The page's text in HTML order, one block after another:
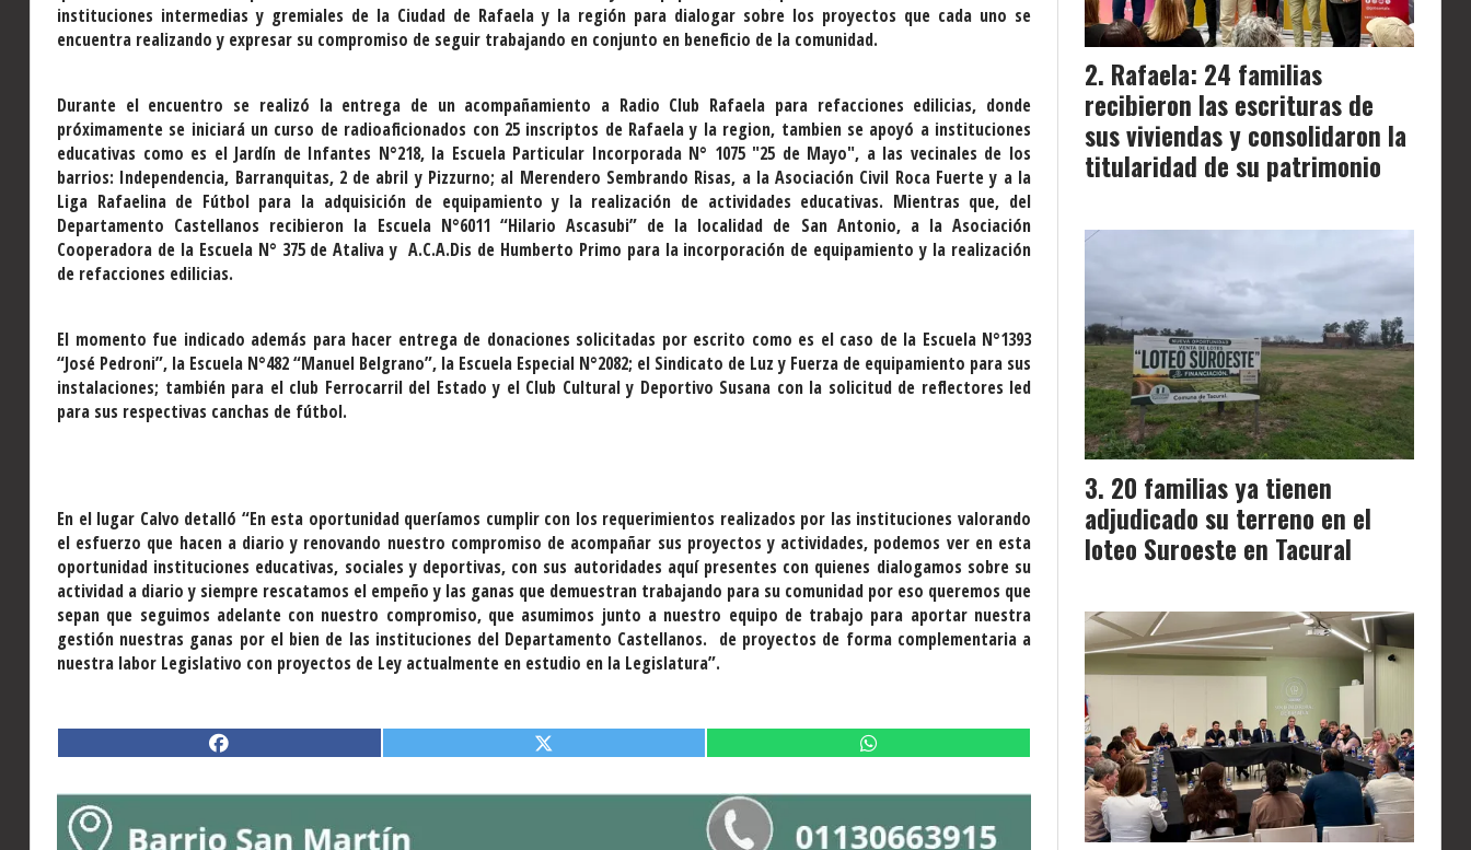
instituciones intermedias y gremiales de la Ciudad de Rafaela y la región para dialogar sobre los proyectos que cada uno se
encuentra realizando y expresar su compromiso de seguir trabajando en conjunto en beneficio de la comunidad.
Durante el encuentro se realizó la entrega de un acompañamiento a Radio Club Rafaela para refacciones edilicias, donde
próximamente se iniciará un curso de radioaficionados con 25 inscriptos de Rafaela y la region, tambien se apoyó a instituciones
educativas como es el Jardín de Infantes N°218, la Escuela Particular Incorporada N° 1075 "25 de Mayo", a las vecinales de los
barrios: Independencia, Barranquitas, 2 de abril y Pizzurno; al Merendero Sembrando Risas, a la Asociación Civil Roca Fuerte y a la
Liga Rafaelina de Fútbol para la adquisición de equipamiento y la realización de actividades educativas. Mientras que, del
Departamento Castellanos recibieron la Escuela N°6011 “Hilario Ascasubi” de la localidad de San Antonio, a la Asociación
Cooperadora de la Escuela N° 375 de Ataliva y A.C.A.Dis de Humberto Primo para la incorporación de equipamiento y la realización
de refacciones edilicias.
El momento fue indicado además para hacer entrega de donaciones solicitadas por escrito como es el caso de la Escuela N°1393
“José Pedroni”, la Escuela N°482 “Manuel Belgrano”, la Escuela Especial N°2082; el Sindicato de Luz y Fuerza de equipamiento para sus
instalaciones; también para el club Ferrocarril del Estado y el Club Cultural y Deportivo Susana con la solicitud de reflectores led
para sus respectivas canchas de fútbol.
En el lugar Calvo detalló “En esta oportunidad queríamos cumplir con los requerimientos realizados por las instituciones valorando
el esfuerzo que hacen a diario y renovando nuestro compromiso de acompañar sus proyectos y actividades, podemos ver en esta
oportunidad instituciones educativas, sociales y deportivas, con sus autoridades aquí presentes con quienes dialogamos sobre su
actividad a diario y siempre rescatamos el empeño y las ganas que demuestran trabajando para su comunidad por eso queremos que
sepan que seguimos adelante con nuestro compromiso, que asumimos junto a nuestro equipo de trabajo para aportar nuestra
gestión nuestras ganas por el bien de las instituciones del Departamento Castellanos. de proyectos de forma complementaria a
nuestra labor Legislativo con proyectos de Ley actualmente en estudio en la Legislatura”.
Rafaela: 24 familias
recibieron las escrituras de
sus viviendas y consolidaron la
titularidad de su patrimonio
20 familias ya tienen
adjudicado su terreno en el
loteo Suroeste en Tacural